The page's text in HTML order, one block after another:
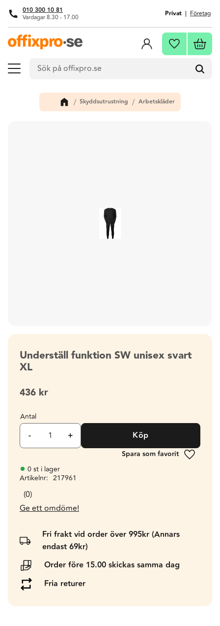
Meny
010 300 10 81
Vardagar 8.30 - 17.00 Privat Företag
Favoriter
Skyddsutrustning Arbetskläder
Underställ funktion SW unisex svart
XL
436 kr
Antal
+
- Köp
Lägg till
0 st i lager
Artikelnr
217961
0
Ge ett omdöme!
Fri frakt vid order över 995kr (Annars
endast 69kr)
Order före 15.00 skickas samma dag
Fria returer